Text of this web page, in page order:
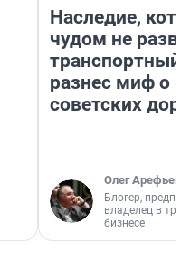
Наследие,
чудом не
транспортный
разнес миф о
советских
Олег Арефьев
Блогер,
владелец в
бизнесе